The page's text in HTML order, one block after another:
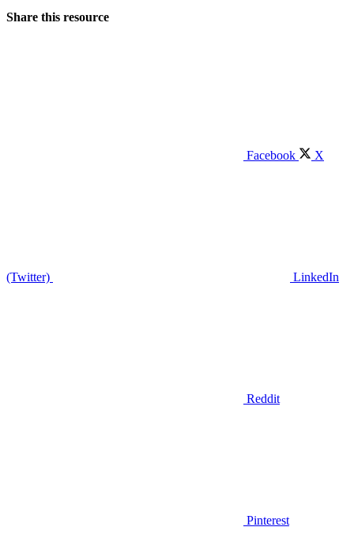
Share this resource
Facebook X
(Twitter) LinkedIn
Reddit
Pinterest